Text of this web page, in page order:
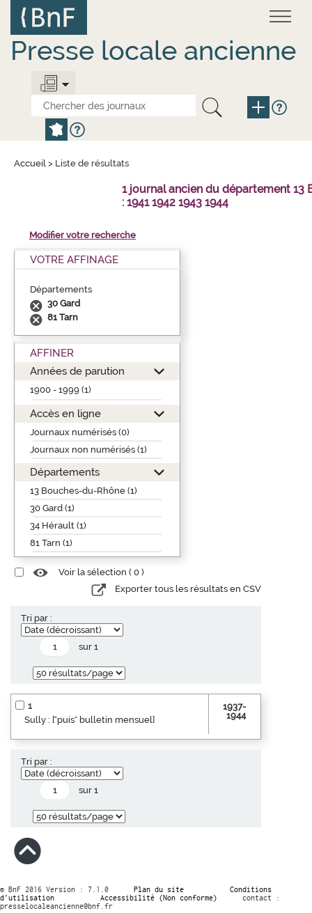
contenu
principal
Presse locale ancienne
Accueil > Liste de résultats
1 journal ancien du département
: 1941 1942 1943 1944
Modifier votre recherche
VOTRE AFFINAGE
Départements
30 Gard
81 Tarn
AFFINER
Années de parution
1900 - 1999 (1)
Accès en ligne
Journaux numérisés (0)
Journaux non numérisés (1)
Départements
13 Bouches-du-Rhône (1)
30 Gard (1)
34 Hérault (1)
81 Tarn (1)
Voir la sélection ( 0 )
Exporter tous les résultats en CSV
Tri par :
sur 1
1
Sully : ["puis" bulletin mensuel]
1937-
1944
Tri par :
sur 1
© BnF 2016 Version : 7.1.0 Plan du site
Conditions
d’utilisation
Accessibilité (Non conforme)
contact :
presselocaleancienne@bnf.fr
Panneau de gestion des cookies